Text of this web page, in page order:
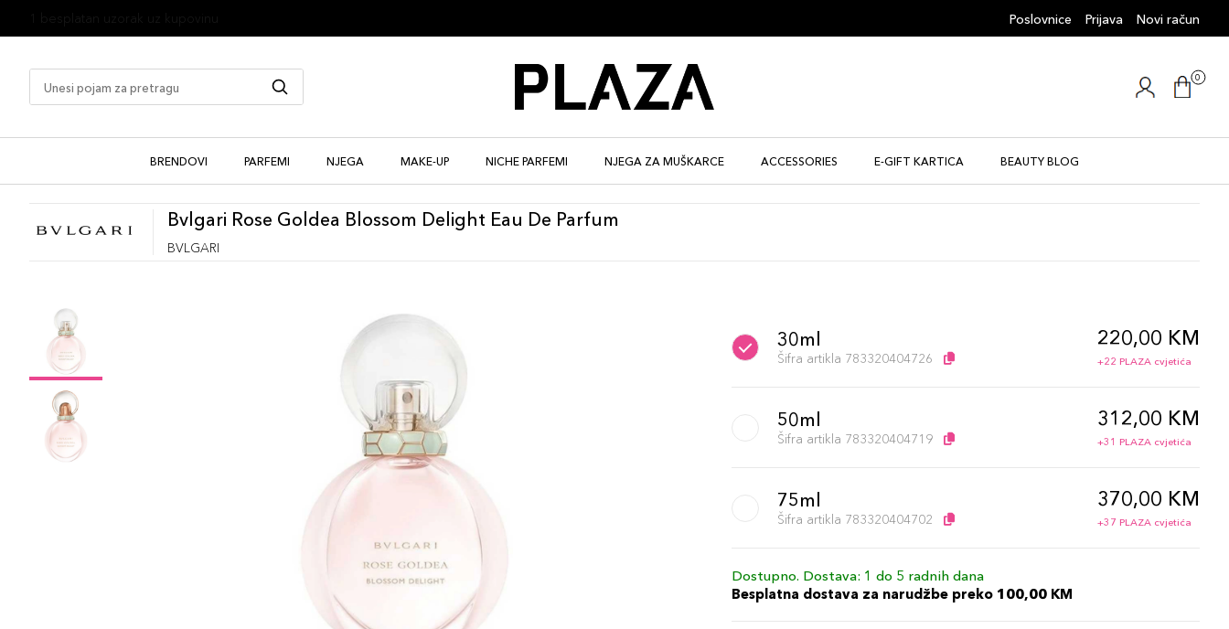
1 besplatan uzorak uz kupovinu Poslovnice Prijava Novi račun
0
BRENDOVI PARFEMI NJEGA MAKE-UP NICHE PARFEMI NJEGA ZA MUŠKARCE ACCESSORIES E-GIFT KARTICA BEAUTY BLOG
Bvlgari Rose Goldea Blossom Delight Eau De Parfum
BVLGARI
30ml
Šifra artikla 783320404726
220,00 KM
+22 PLAZA cvjetića
50ml
Šifra artikla 783320404719
312,00 KM
+31 PLAZA cvjetića
75ml
Šifra artikla 783320404702
370,00 KM
+37 PLAZA cvjetića
Dostupno. Dostava: 1 do 5 radnih dana
Besplatna dostava za narudžbe preko 100,00 KM